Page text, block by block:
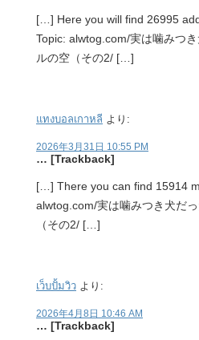
[…] Here you will find 26995
Topic: alwtog.com/実は噛みつ
ルの空（その2/ […]
แทงบอลเกาหลี より:
2026年3月31日 10:55 PM
… [Trackback]
[…] There you can find 15914
alwtog.com/実は噛みつき犬だ
（その2/ […]
เว็บปั้มวิว より:
2026年4月8日 10:46 AM
… [Trackback]